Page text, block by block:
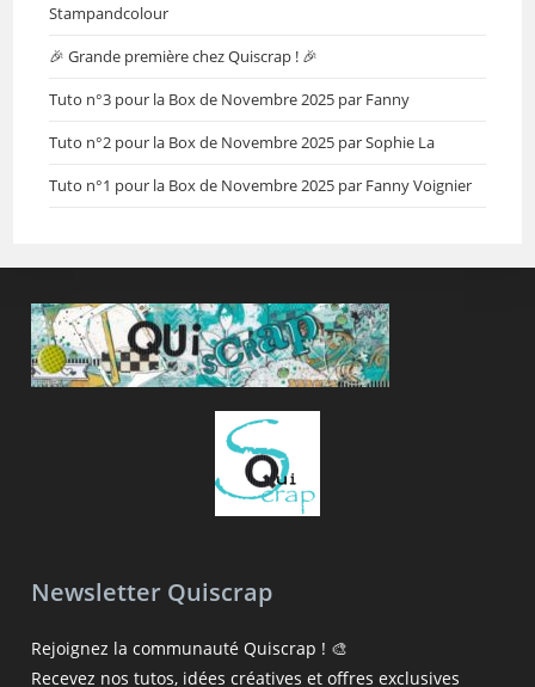
Stampandcolour
🎉 Grande première chez Quiscrap ! 🎉
Tuto n°3 pour la Box de Novembre 2025 par Fanny
Tuto n°2 pour la Box de Novembre 2025 par Sophie La
Tuto n°1 pour la Box de Novembre 2025 par Fanny Voignier
Newsletter Quiscrap
Rejoignez la communauté Quiscrap ! 🎨
Recevez nos tutos, idées créatives et offres exclusives